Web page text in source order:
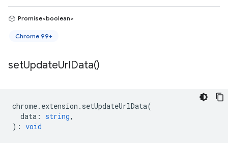
Promise<boolean>
Chrome 99+
setUpdateUrlData()
chrome. extension . setUpdateUrlData(
data : string,
) : void